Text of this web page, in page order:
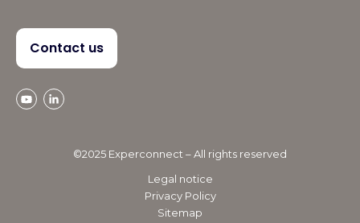
Contact us
©2025 Experconnect – All rights reserved
Legal notice
Privacy Policy
Sitemap